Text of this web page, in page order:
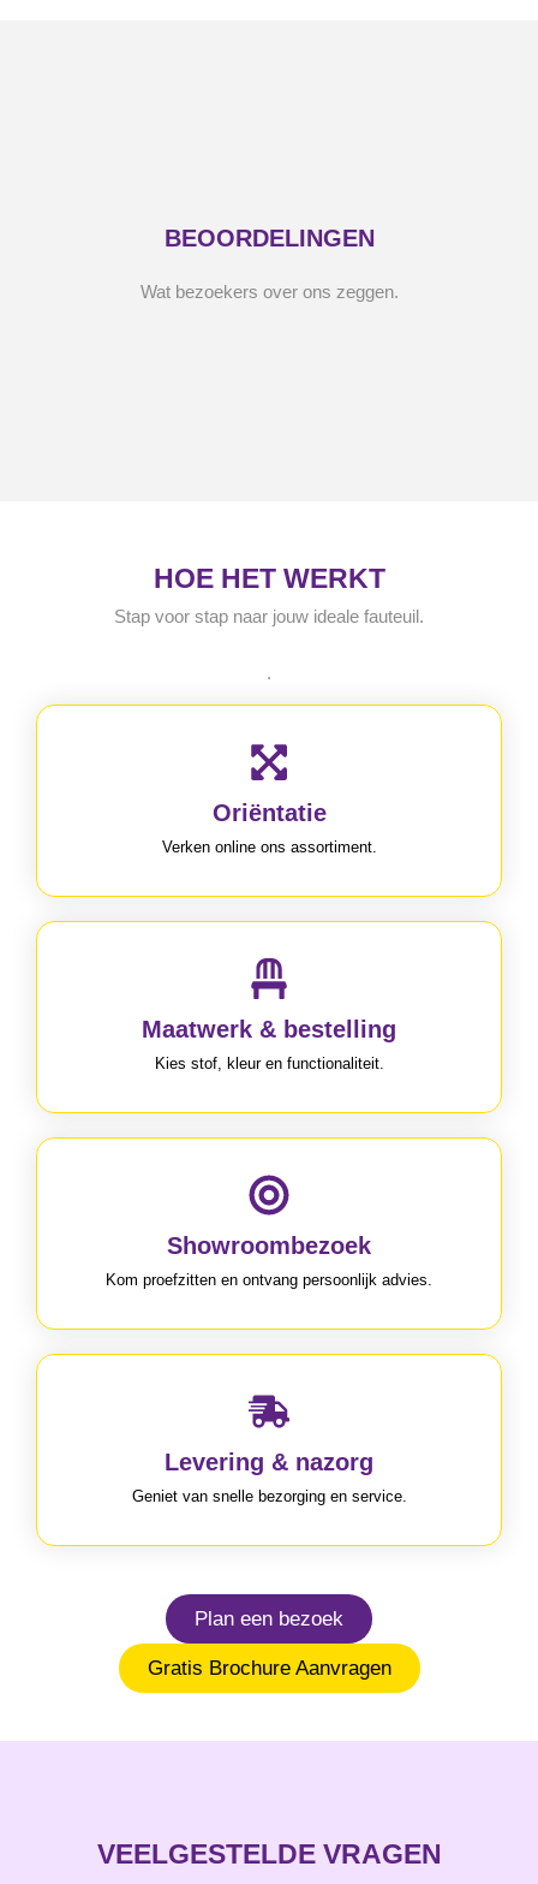
BEOORDELINGEN
Wat bezoekers over ons zeggen.
HOE HET WERKT
Stap voor stap naar jouw ideale fauteuil.
.
Oriëntatie
Verken online ons assortiment.
Maatwerk & bestelling
Kies stof, kleur en functionaliteit.
Showroombezoek
Kom proefzitten en ontvang persoonlijk advies.
Levering & nazorg
Geniet van snelle bezorging en service.
Plan een bezoek
Gratis Brochure Aanvragen
VEELGESTELDE VRAGEN